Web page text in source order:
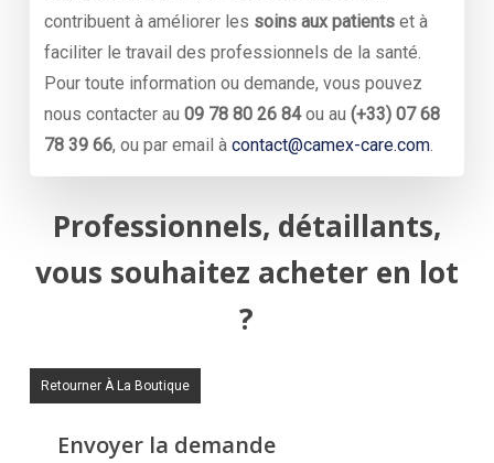
contribuent à améliorer les soins aux patients et à
faciliter le travail des professionnels de la santé.
Pour toute information ou demande, vous pouvez
nous contacter au09 78 80 26 84ou au(+33) 07 68
78 39 66, ou par email àcontact@camex-care.com.
Professionnels, détaillants,
vous souhaitez acheter en lot
?
Retourner À La Boutique
Envoyer la demande